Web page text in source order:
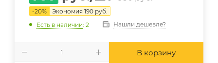
-20% Экономия 190 руб.
Есть в наличии: 2 Нашли дешевле?
В корзину